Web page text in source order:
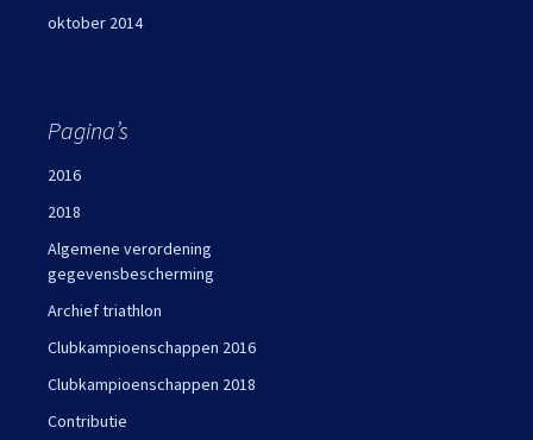
oktober 2014
Pagina’s
2016
2018
Algemene verordening
gegevensbescherming
Archief triathlon
Clubkampioenschappen 2016
Clubkampioenschappen 2018
Contributie